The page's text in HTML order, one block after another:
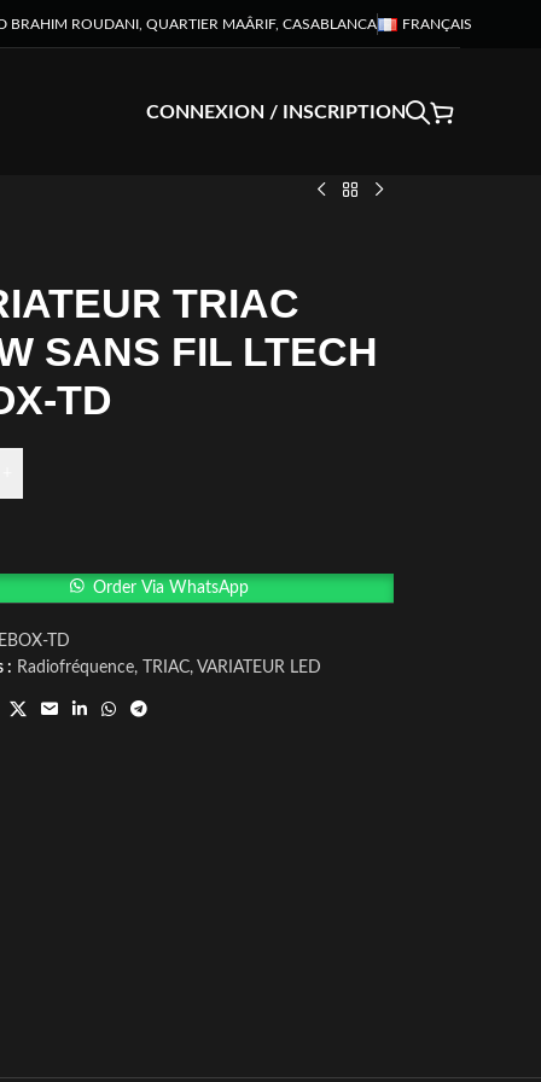
BRAHIM ROUDANI, QUARTIER MAÂRIF, CASABLANCA FRANÇAIS
CONNEXION / INSCRIPTION
TRIAC
SANS FIL LTECH
TD
Order Via WhatsApp
TD
: Radiofréquence, TRIAC, VARIATEUR LED